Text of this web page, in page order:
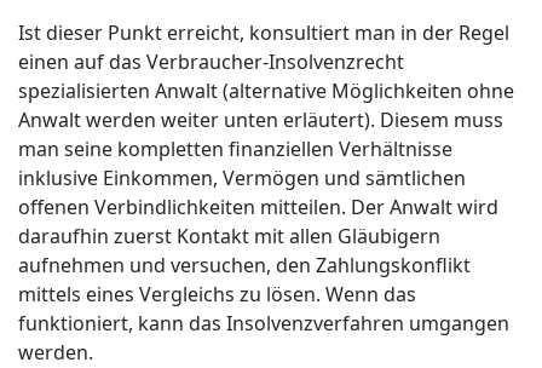
Ist dieser Punkt erreicht, konsultiert man in der Regel
einen auf das Verbraucher-Insolvenzrecht
spezialisierten Anwalt (alternative Möglichkeiten ohne
Anwalt werden weiter unten erläutert). Diesem muss
man seine kompletten finanziellen Verhältnisse
inklusive Einkommen, Vermögen und sämtlichen
offenen Verbindlichkeiten mitteilen. Der Anwalt wird
daraufhin zuerst Kontakt mit allen Gläubigern
aufnehmen und versuchen, den Zahlungskonflikt
mittels eines Vergleichs zu lösen. Wenn das
funktioniert, kann das Insolvenzverfahren umgangen
werden.